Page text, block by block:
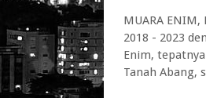
MUARA
2018 - 2023
Enim,
Tanah Abang,